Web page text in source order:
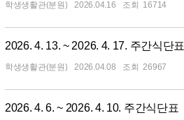
학생생활관(분원) 2026.04.16 16714
2026. 4. 13. ~ 2026. 4. 17. 주간식단표
학생생활관(분원) 2026.04.08 26967
2026. 4. 6. ~ 2026. 4. 10. 주간식단표